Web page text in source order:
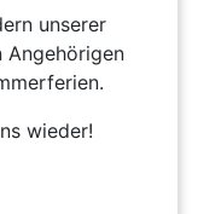
unserer
Angehörigen
wieder!